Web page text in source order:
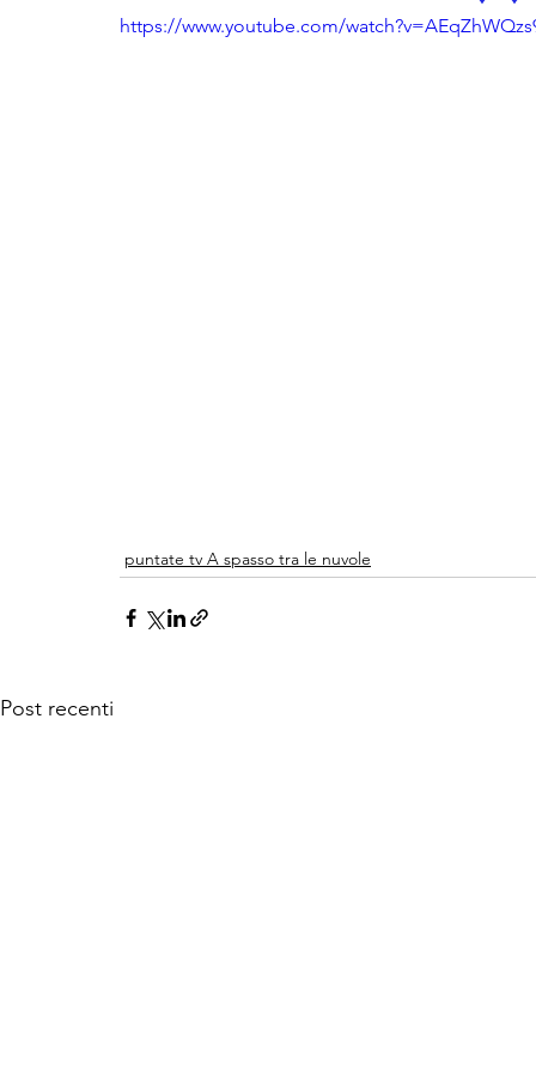
https://www.youtube.com/
puntate tv A spasso tra le nuvole
Post recenti